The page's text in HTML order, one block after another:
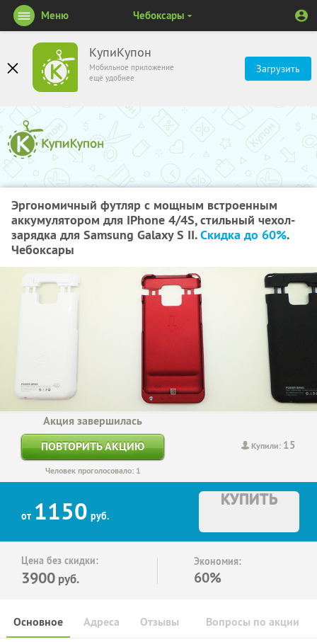
КупиКупон
Мобильное приложение
ещё удобнее
Загрузить
Меню Чебоксары
Эргономичный футляр c мощным встроенным
аккумулятором для IPhone 4/4S, стильный чехол-
зарядка для Samsung Galaxy S II.Скидка до 60%.
Чебоксары
Купили: 15
Акция завершилась
ПОВТОРИТЬ АКЦИЮ
Человек проголосовало: 1
от 1150 руб.
КУПИТЬ
Цена без скидки:
3900 руб.
Экономия:
60%
Основное Отзывы Вопросы по акции
Адреса